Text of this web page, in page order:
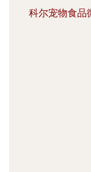
科尔宠物食品